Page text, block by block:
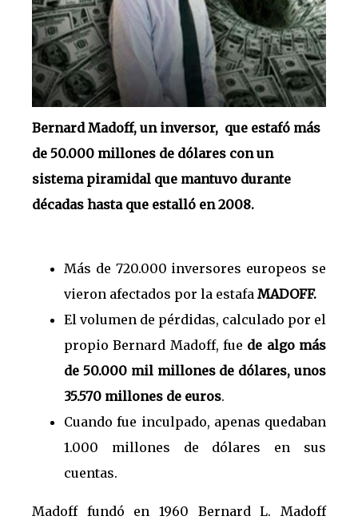
Bernard Madoff, un inversor, que estafó más
de 50.000 millones de dólares con un
sistema piramidal que mantuvo durante
décadas hasta que estalló en 2008.
Más de 720.000 inversores europeos se
vieron afectados por la estafa MADOFF.
El volumen de pérdidas, calculado por el
propio Bernard Madoff, fue de algo más
de 50.000 mil millones de dólares, unos
35.570 millones de euros.
Cuando fue inculpado, apenas quedaban
1.000 millones de dólares en sus
cuentas.
Madoff fundó en 1960 Bernard L. Madoff